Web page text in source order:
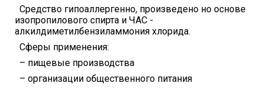
Средство гипоаллергенно, произведено но основе
изопропилового спирта и ЧАС -
алкилдиметилбензиламмония хлорида.
Сферы применения:
– пищевые производства
– организации общественного питания